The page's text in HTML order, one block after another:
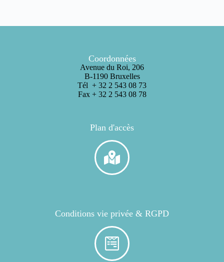
Coordonnées
Avenue du Roi, 206
B-1190 Bruxelles
Tél + 32 2 543 08 73
Fax + 32 2 543 08 78
Plan d'accès
Conditions vie privée & RGPD